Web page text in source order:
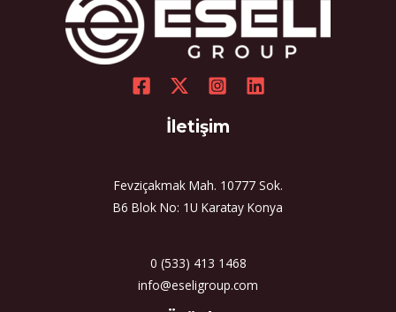
İletişim
Fevziçakmak Mah. 10777 Sok.
B6 Blok No: 1U Karatay Konya
0 (533) 413 1468
info@eseligroup.com